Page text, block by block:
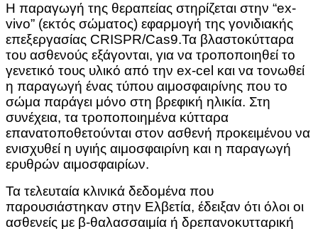
Η παραγωγή της θεραπείας στηρίζεται στην “ex-
vivo” (εκτός σώματος) εφαρμογή της γονιδιακής
επεξεργασίας CRISPR/Cas9.Τα βλαστοκύτταρα
του ασθενούς εξάγονται, για να τροποποιηθεί το
γενετικό τους υλικό από την ex-cel και να τονωθεί
η παραγωγή ένας τύπου αιμοσφαιρίνης που το
σώμα παράγει μόνο στη βρεφική ηλικία. Στη
συνέχεια, τα τροποποιημένα κύτταρα
επανατοποθετούνται στον ασθενή προκειμένου να
ενισχυθεί η υγιής αιμοσφαιρίνη και η παραγωγή
ερυθρών αιμοσφαιρίων.
Τα τελευταία κλινικά δεδομένα που
παρουσιάστηκαν στην Ελβετία, έδειξαν ότι όλοι οι
ασθενείς με β-θαλασσαιμία ή δρεπανοκυτταρική